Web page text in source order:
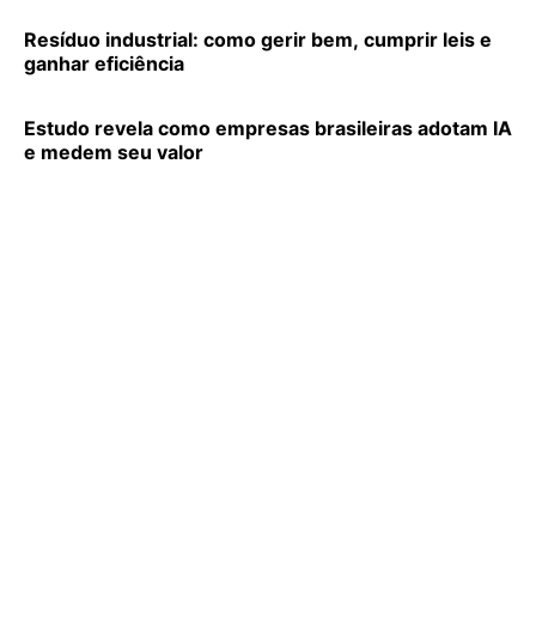
Resíduo industrial: como gerir bem, cumprir leis e
ganhar eficiência
Estudo revela como empresas brasileiras adotam IA
e medem seu valor